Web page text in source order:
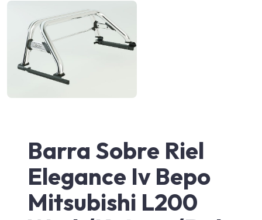
Barra Sobre Riel
Elegance Iv Bepo
Mitsubishi L200